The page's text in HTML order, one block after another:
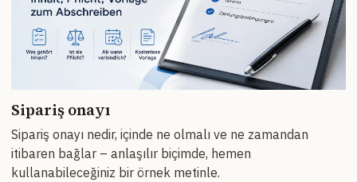
Sipariş onayı
Sipariş onayı nedir, içinde ne olmalı ve ne zamandan
itibaren bağlar – anlaşılır biçimde, hemen
kullanabileceğiniz bir örnek metinle.